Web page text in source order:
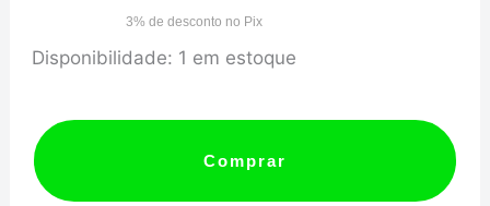
3% de desconto no Pix
Disponibilidade: 1 em estoque
Mangote
Silicone
Curva
90º
Comprar